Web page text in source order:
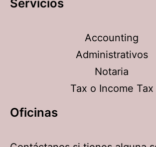
Servicios
Accounting
Administrativos
Notaria
Tax o Income Tax
Oficinas